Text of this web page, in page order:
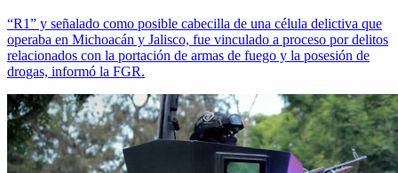
“R1” y señalado como posible cabecilla de una célula delictiva que
operaba en Michoacán y Jalisco, fue vinculado a proceso por delitos
relacionados con la portación de armas de fuego y la posesión de
drogas, informó la FGR.